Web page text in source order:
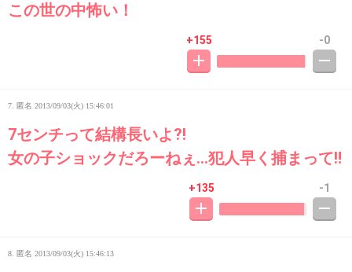
この世の中怖い！
+155 -0
7. 匿名 2013/09/03(火) 15:46:01
7センチって結構長いよ⁈
女の子ショックだろーねぇ…犯人早く捕まって‼
+135 -1
8. 匿名 2013/09/03(火) 15:46:13